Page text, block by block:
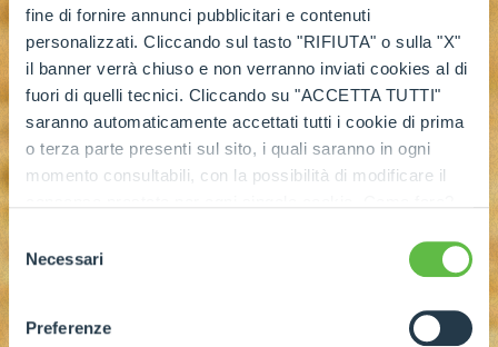
fine di fornire annunci pubblicitari e contenuti
personalizzati. Cliccando sul tasto "RIFIUTA" o sulla "X"
il banner verrà chiuso e non verranno inviati cookies al di
fuori di quelli tecnici. Cliccando su "ACCETTA TUTTI"
saranno automaticamente accettati tutti i cookie di prima
o terza parte presenti sul sito, i quali saranno in ogni
momento consultabili, con la possibilità di modificare il
ogni pagina, selezionare "Modifichi il suo consenso" e
dell'informativa completa nel footer presente in ogni
pagina. Per esercitare i diritti riconosciuti all'interessato ai
del
consenso
Necessari
Preferenze